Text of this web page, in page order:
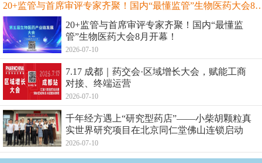
20+监管与首席审评专家齐聚！国内“最
20+监管与首席审评专家齐聚！国内“最懂监
管”生物医药大会8月开幕！
2026-07-10
7.17 成都｜药交会·区域增长大会，赋能工商
对接、终端运营
2026-07-10
千年经方遇上“研究型药店”——小柴胡颗粒真
实世界研究项目在北京同仁堂佛山连锁启动
2026-07-10